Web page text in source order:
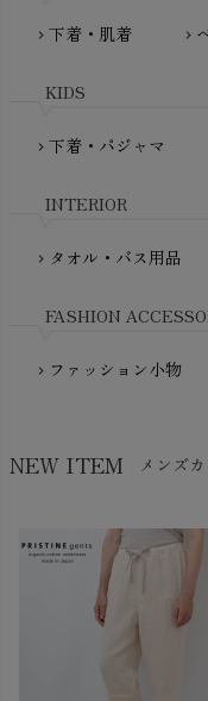
PeopleTree（ピープル
PRISTINE（プリスティ
fromF（フロムエフ）
mini rodini（ミニロディ
My Little Cozmo（マ
NewNative（ニューネ
chevron_right 下着・肌着 chevron_right
KIDS
chevron_right 下着・パジャマ
INTERIOR
chevron_right タオル・バス用品
FASHION
chevron_right ファッション小物
NEW ITEM メンズ